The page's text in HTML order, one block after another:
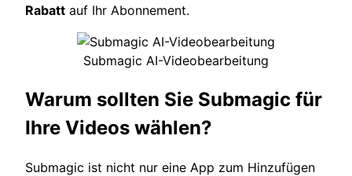
Rabatt auf Ihr Abonnement.
Submagic AI-Videobearbeitung
Warum sollten Sie Submagic für
Ihre Videos wählen?
Submagic ist nicht nur eine App zum Hinzufügen